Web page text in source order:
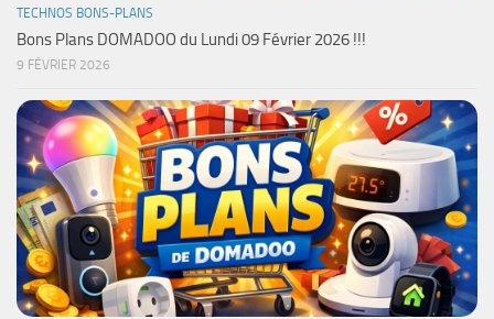
TECHNOS BONS-PLANS
Bons Plans DOMADOO du Lundi 09 Février 2026 !!!
9 FÉVRIER 2026